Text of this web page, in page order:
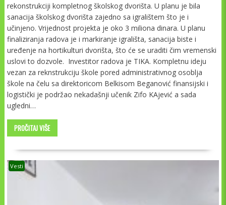
rekonstrukciji kompletnog školskog dvorišta. U planu je bila
sanacija školskog dvorišta zajedno sa igralištem što je i
učinjeno. Vrijednost projekta je oko 3 miliona dinara. U planu
finaliziranja radova je i markiranje igrališta, sanacija biste i
uređenje na hortikulturi dvorišta, što će se uraditi čim vremenski
uslovi to dozvole. Investitor radova je TIKA. Kompletnu ideju
vezan za reknstrukciju škole pored administrativnog osoblja
škole na čelu sa direktoricom Belkisom Beganović finansijski i
logistički je podržao nekadašnji učenik Zifo KAjević a sada
ugledni…
PROČITAJ VIŠE
Vesti